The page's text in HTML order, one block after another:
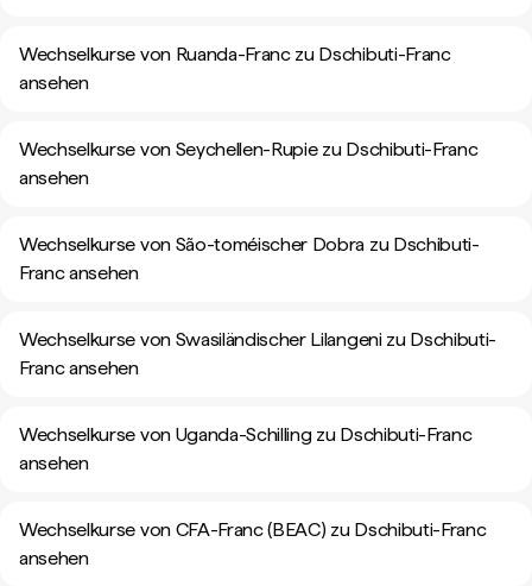
Wechselkurse von Ruanda-Franc zu Dschibuti-Franc
ansehen
Wechselkurse von Seychellen-Rupie zu Dschibuti-Franc
ansehen
Wechselkurse von São-toméischer Dobra zu Dschibuti-
Franc ansehen
Wechselkurse von Swasiländischer Lilangeni zu Dschibuti-
Franc ansehen
Wechselkurse von Uganda-Schilling zu Dschibuti-Franc
ansehen
Wechselkurse von CFA-Franc (BEAC) zu Dschibuti-Franc
ansehen